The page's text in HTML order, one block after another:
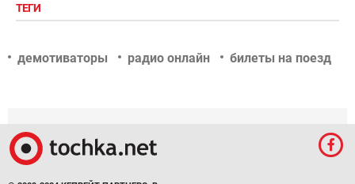
ТЕГИ
демотиваторы радио онлайн билеты на поезд